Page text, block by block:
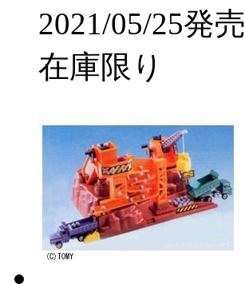
2021/05/25発売
在庫限り